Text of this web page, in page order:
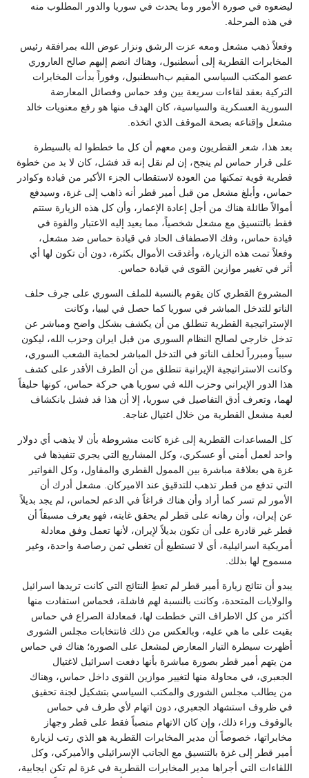
ليضعوه في صورة الأمور وما يحدث في سوريا والدور المطلوب منه
في هذه المرحلة.
وفعلاً ذهب مشعل ومعه عزت الرشق ونزار عوض الله بمرافقة رئيس
المخابرات القطرية إلى أسطنبول، وهناك انضم إليهم صالح العاروري
عضو المكتب السياسي المقيم بhسطنبول، وفوراً بدأت المخابرات
التركية بعقد لقاءات سريعة بين وفد حماس وفصائل المعارضة
السورية العسكرية والسياسية، كان الهدف منها هو رفع معنويات خالد
مشعل وإقناعه بصحة الموقف الذي اتخذه.
بعد هذا، شعر القطريون ومن معهم أن كل ما خططوا له بالسيطرة
على قرار حماس لم ينجح، إن لم نقل إنه قد فشل، كان لا بد من خطوة
قطرية قوية تمكنها من العودة لاستقطاب الجزء الأكبر من قيادة وكوادر
حماس، وأبلغ مشعل من قبل أمير قطر أنه ذاهب إلى غزة، وسيدفع
أموالاً طائلة هناك من أجل إعادة الإعمار، وأن كل هذه الزيارة ستتم
فقط بالتنسيق مع مشعل شخصياً، مما يعيد إليه الاعتبار والقوة في
قيادة حماس، وفك الاصطفاف الحاد في قيادة حماس ضد مشعل،
وفعلاً تمت هذه الزيارة، وأغدقت الأموال بكثرة، دون أن تكون لها أي
أثر في تغيير موازين القوى في قيادة حماس.
المشروع القطري كان يقوم بالنسبة للملف السوري على جرف حلف
الناتو للتدخل المباشر في سوريا كما حصل في ليبيا، وكانت
الإستراتيجية القطرية تنطلق من أن يكشف بشكل واضح ومباشر عن
تدخل خارجي لصالح النظام السوري من قبل ايران وحزب الله، ليكون
سبباً ومبرراً لحلف الناتو في التدخل المباشر لحماية الشعب السوري،
وكانت الاستراتيجية الإيرانية تنطلق من أن الطرف الأقدر على كشف
هذا الدور الإيراني وحزب الله في سوريا هي حركة حماس، كونها حليفاً
لهما، وتعرف أدق التفاصيل في سوريا، إلا أن هذا قد فشل بانكشاف
لعبة مشعل القطرية من خلال اغتيال غناجة.
كل المساعدات القطرية إلى غزة كانت مشروطة بأن لا يذهب أي دولار
واحد لعمل أمني أو عسكري، وكل المشاريع التي يجري تنفيذها في
غزة هي بعلاقة مباشرة بين الممول القطري والمقاول، وكل الفواتير
التي تدفع من قطر تذهب للتدقيق عند الاميركان. مشعل أدرك أن
الأمور لم تسر كما أراد وأن هناك فراغاً في الدعم لحماس، لم يجد بديلاً
عن إيران، وأن رهانه على قطر لم يحقق غايته، فهو يعرف مسبقاً أن
قطر غير قادرة على أن تكون بديلاً لإيران، لأنها تعمل وفق معادلة
أمريكية اسرائيلية، أي لا تستطيع أن تغطي ثمن رصاصة واحدة، وغير
مسموح لها بذلك.
يبدو أن نتائج زيارة أمير قطر لم تعطِ النتائج التي كانت تريدها اسرائيل
والولايات المتحدة، وكانت بالنسبة لهم فاشلة، فحماس استفادت منها
أكثر من كل الاطراف التي خططت لها، فمعادلة الصراع في حماس
بقيت على ما هي عليه، وبالعكس من ذلك فانتخابات مجلس الشورى
أظهرت سيطرة التيار المعارض لمشعل على الصورة؛ هناك في حماس
من يتهم أمير قطر بصورة مباشرة بأنها دفعت اسرائيل لاغتيال
الجعبري، في محاولة منها لتغيير موازين القوى داخل حماس، وهناك
من يطالب مجلس الشورى والمكتب السياسي بتشكيل لجنة تحقيق
في ظروف استشهاد الجعبري، دون اتهام لأي طرف في حماس
بالوقوف وراء ذلك، وإن كان الاتهام منصباً فقط على قطر وجهاز
مخابراتها، خصوصاً أن مدير المخابرات القطرية هو الذي رتب لزيارة
أمير قطر إلى غزة بالتنسيق مع الجانب الإسرائيلي والأميركي، وكل
اللقاءات التي أجراها مدير المخابرات القطرية في غزة لم تكن ايجابية،